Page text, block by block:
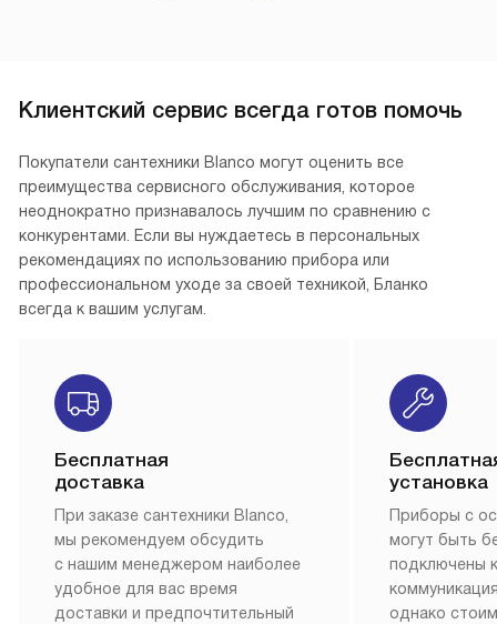
Клиентский сервис всегда готов помочь
Покупатели сантехники Blanco могут оценить все
преимущества сервисного обслуживания, которое
неоднократно признавалось лучшим по сравнению с
конкурентами. Если вы нуждаетесь в персональных
рекомендациях по использованию прибора или
профессиональном уходе за своей техникой, Бланко
всегда к вашим услугам.
Бесплатная
доставка
При заказе сантехники Blanco,
мы рекомендуем обсудить
с нашим менеджером наиболее
удобное для вас время
доставки и предпочтительный
установка
Приборы с
могут быть
подключены
однако